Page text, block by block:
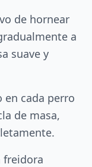
de hornear
a
suave y
cada perro
de masa,
freidora